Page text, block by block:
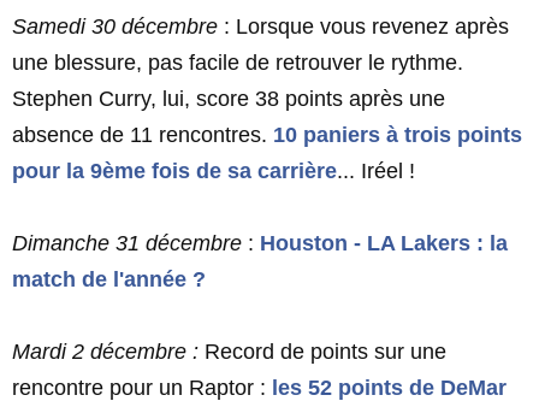
Samedi 30 décembre : Lorsque vous revenez après
une blessure, pas facile de retrouver le rythme.
Stephen Curry, lui, score 38 points après une
absence de 11 rencontres. 10 paniers à trois points
pour la 9ème fois de sa carrière... Iréel !
Dimanche 31 décembre : Houston - LA Lakers : la
match de l'année ?
Mardi 2 décembre : Record de points sur une
rencontre pour un Raptor : les 52 points de DeMar